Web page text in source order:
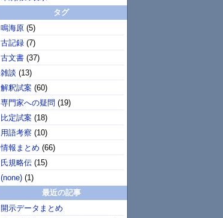
タグ
鳴海原 (5)
古記録 (7)
古文書 (37)
雑談 (13)
解釈試案 (60)
専門家への疑問 (19)
比定試案 (18)
用語考察 (10)
情報まとめ (66)
氏規略伝 (15)
(none) (1)
最近の記事
開示データまとめ